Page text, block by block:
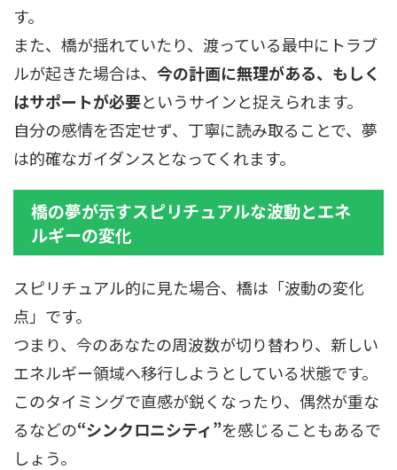
す。
また、橋が揺れていたり、渡っている最中にトラブ
ルが起きた場合は、 今の計画に無理がある、もしく
はサポートが必要というサインと捉えられます。
自分の感情を否定せず、丁寧に読み取ることで、夢
は的確なガイダンスとなってくれます。
橋の夢が示すスピリチュアルな波動とエネ
ルギーの変化
スピリチュアル的に見た場合、橋は「波動の変化
点」です。
つまり、今のあなたの周波数が切り替わり、新しい
エネルギー領域へ移行しようとしている状態です。
このタイミングで直感が鋭くなったり、偶然が重な
るなどの“シンクロニシティ”を感じることもあるで
しょう。